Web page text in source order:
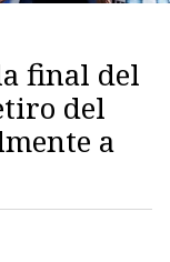
final del
del
a